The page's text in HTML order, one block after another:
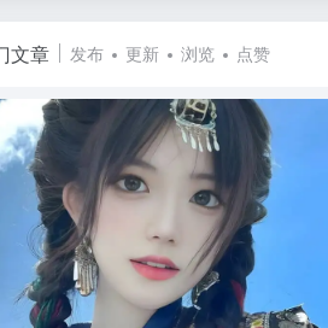
文章 发布 更新 浏览 点赞